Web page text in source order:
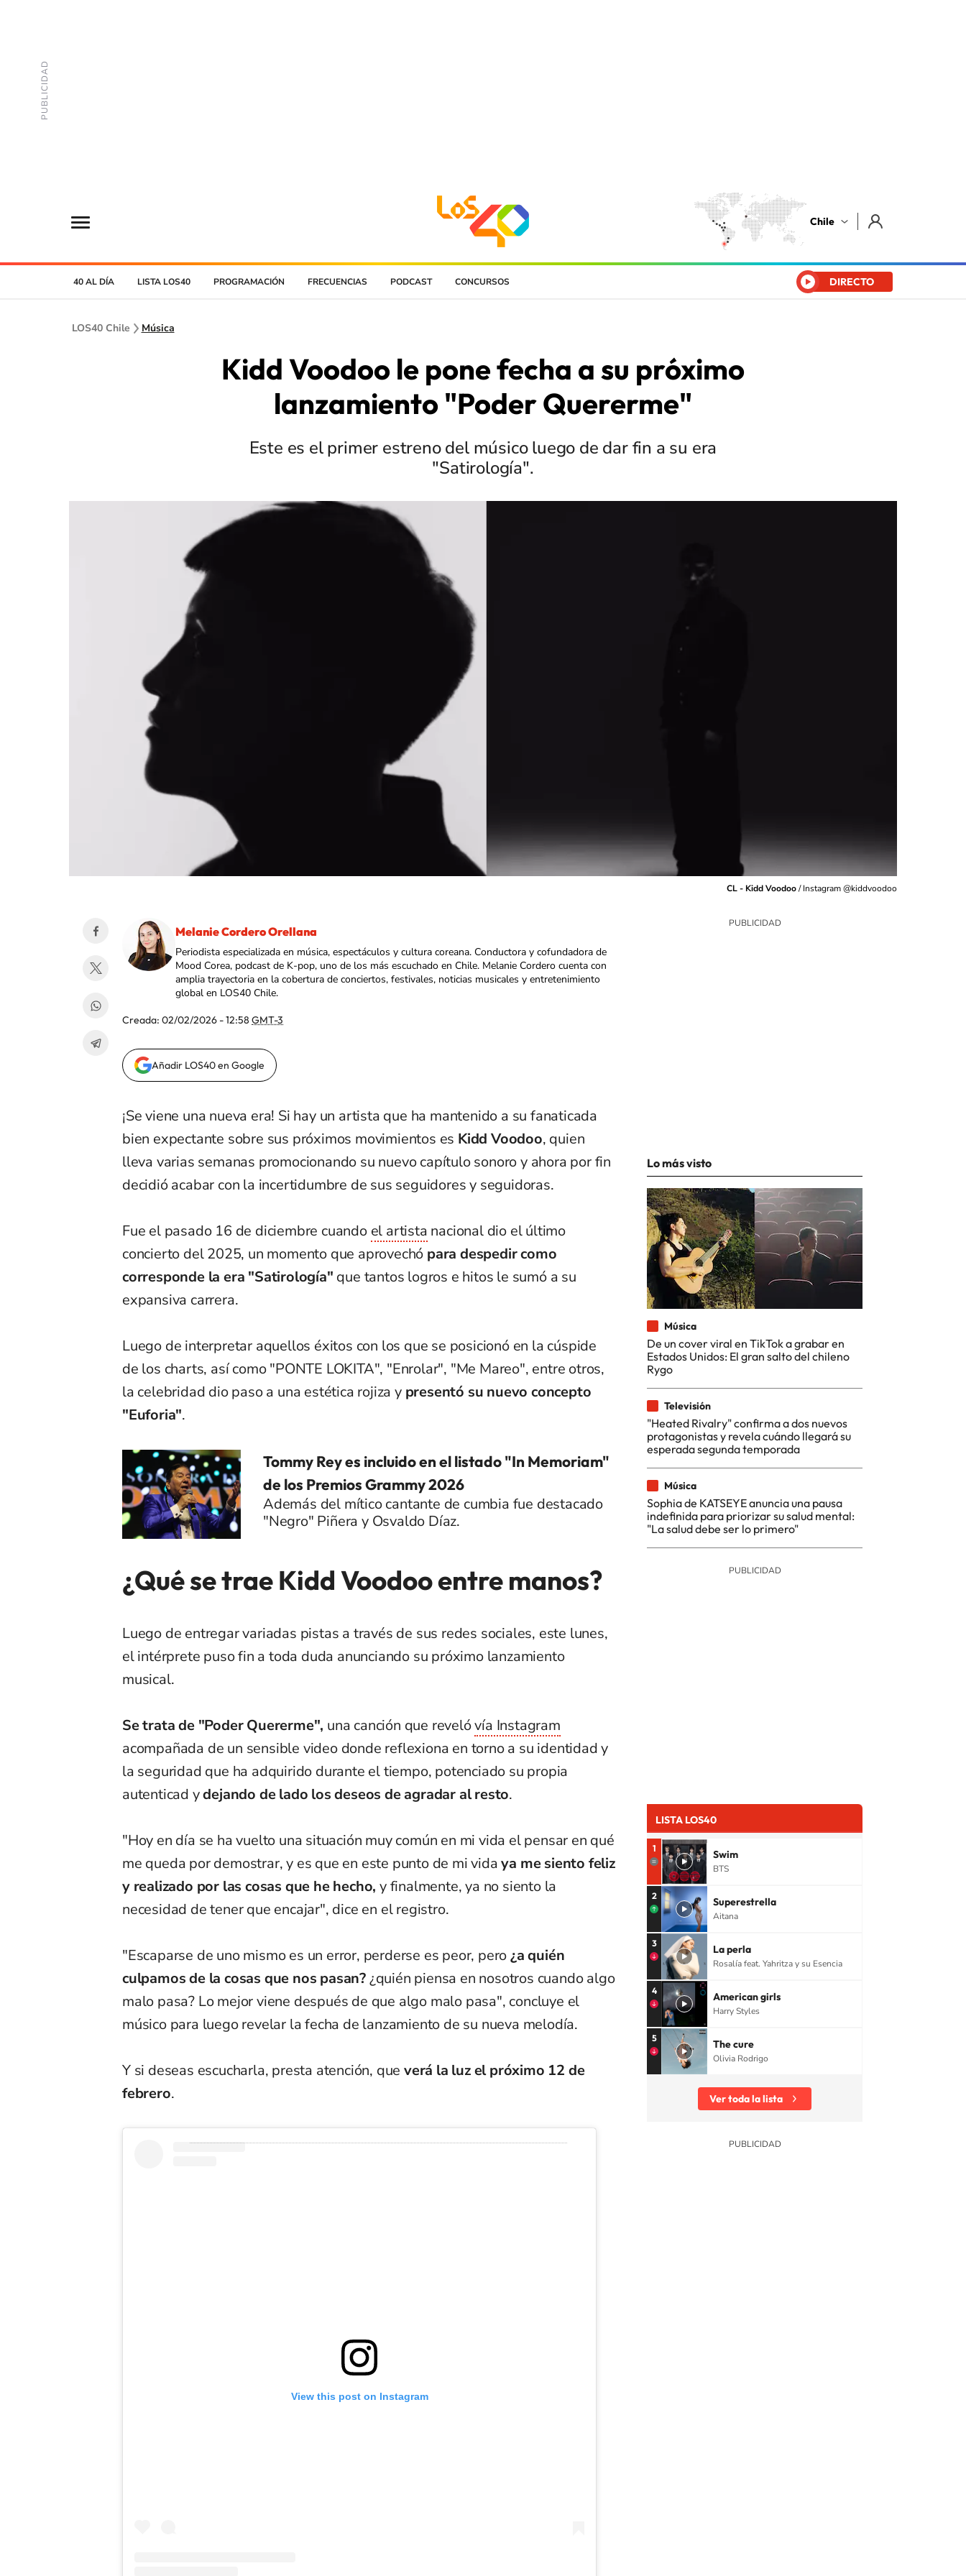
Chile
40 AL DÍA LISTA LOS40 PROGRAMACIÓN FRECUENCIAS PODCAST CONCURSOS DIRECTO
LOS40 Chile Música
Kidd Voodoo le pone fecha a su próximo
lanzamiento "Poder Quererme"
Este es el primer estreno del músico luego de dar fin a su era
"Satirología".
CL - Kidd Voodoo/Instagram @kiddvoodoo
Melanie Cordero Orellana
Periodista especializada en música, espectáculos y cultura coreana. Conductora y cofundadora de
Mood Corea, podcast de K-pop, uno de los más escuchado en Chile. Melanie Cordero cuenta con
amplia trayectoria en la cobertura de conciertos, festivales, noticias musicales y entretenimiento
global en LOS40 Chile.
Creada: 02/02/2026 - 12:58 GMT-3
Añadir LOS40 en Google
¡Se viene una nueva era! Si hay un artista que ha mantenido a su fanaticada
bien expectante sobre sus próximos movimientos es Kidd Voodoo, quien
lleva varias semanas promocionando su nuevo capítulo sonoro y ahora por fin
decidió acabar con la incertidumbre de sus seguidores y seguidoras.
Fue el pasado 16 de diciembre cuando el artista nacional dio el último
concierto del 2025, un momento que aprovechó para despedir como
corresponde la era "Satirología" que tantos logros e hitos le sumó a su
expansiva carrera.
Luego de interpretar aquellos éxitos con los que se posicionó en la cúspide
de los charts, así como "PONTE LOKITA", "Enrolar", "Me Mareo", entre otros,
la celebridad dio paso a una estética rojiza y presentó su nuevo concepto
"Euforia".
Tommy Rey es incluido en el listado "In Memoriam"
de los Premios Grammy 2026
Además del mítico cantante de cumbia fue destacado
"Negro" Piñera y Osvaldo Díaz.
¿Qué se trae Kidd Voodoo entre manos?
Luego de entregar variadas pistas a través de sus redes sociales, este lunes,
el intérprete puso fin a toda duda anunciando su próximo lanzamiento
musical.
Se trata de "Poder Quererme", una canción que revelóvía Instagram
acompañada de un sensible video donde reflexiona en torno a su identidad y
la seguridad que ha adquirido durante el tiempo, potenciado su propia
autenticad ydejando de lado los deseos de agradar al resto.
"Hoy en día se ha vuelto una situación muy común en mi vida el pensar en qué
me queda por demostrar, y es que en este punto de mi vidaya me siento feliz
y realizado por las cosas que he hecho, y finalmente, ya no siento la
necesidad de tener que encajar", dice en el registro.
"Escaparse de uno mismo es un error, perderse es peor, pero¿a quién
culpamos de la cosas que nos pasan?¿quién piensa en nosotros cuando algo
malo pasa? Lo mejor viene después de que algo malo pasa", concluye el
músico para luego revelar la fecha de lanzamiento de su nueva melodía.
Y si deseas escucharla, presta atención, que verá la luz el próximo 12 de
febrero.
View this post on Instagram
Lo más visto
Música
De un cover viral en TikTok a grabar en
Estados Unidos: El gran salto del chileno
Rygo
Televisión
"Heated Rivalry" confirma a dos nuevos
protagonistas y revela cuándo llegará su
esperada segunda temporada
Música
Sophia de KATSEYE anuncia una pausa
indefinida para priorizar su salud mental:
"La salud debe ser lo primero"
LISTA LOS40
1 Swim
BTS
2 Superestrella
Aitana
3 La perla
Rosalía feat. Yahritza y su Esencia
4 American girls
Harry Styles
5 The cure
Olivia Rodrigo
Ver toda la lista